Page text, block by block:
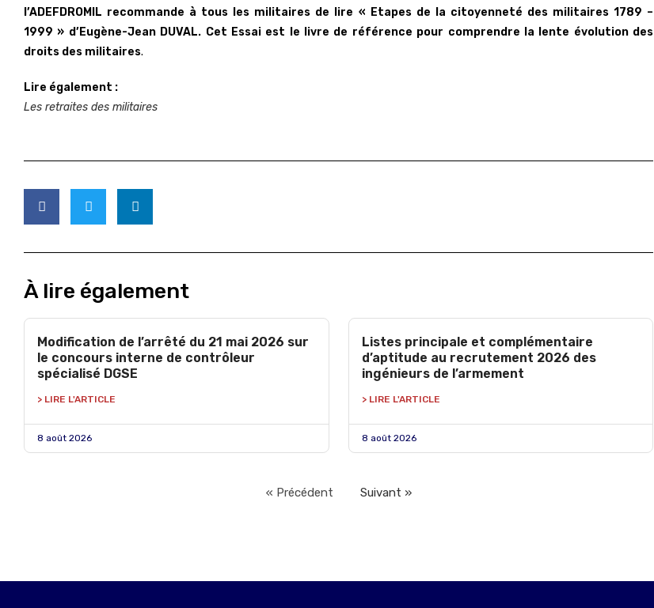
l’ADEFDROMIL recommande à tous les militaires de lire « Etapes de la citoyenneté des militaires 1789 –
1999 » d’Eugène-Jean DUVAL. Cet Essai est le livre de référence pour comprendre la lente évolution des
droits des militaires.
Lire également :
Les retraites des militaires
À lire également
Modification de l’arrêté du 21 mai 2026 sur
le concours interne de contrôleur
spécialisé DGSE
> LIRE L'ARTICLE
8 août 2026
Listes principale et complémentaire
d’aptitude au recrutement 2026 des
ingénieurs de l’armement
> LIRE L'ARTICLE
8 août 2026
« Précédent Suivant »